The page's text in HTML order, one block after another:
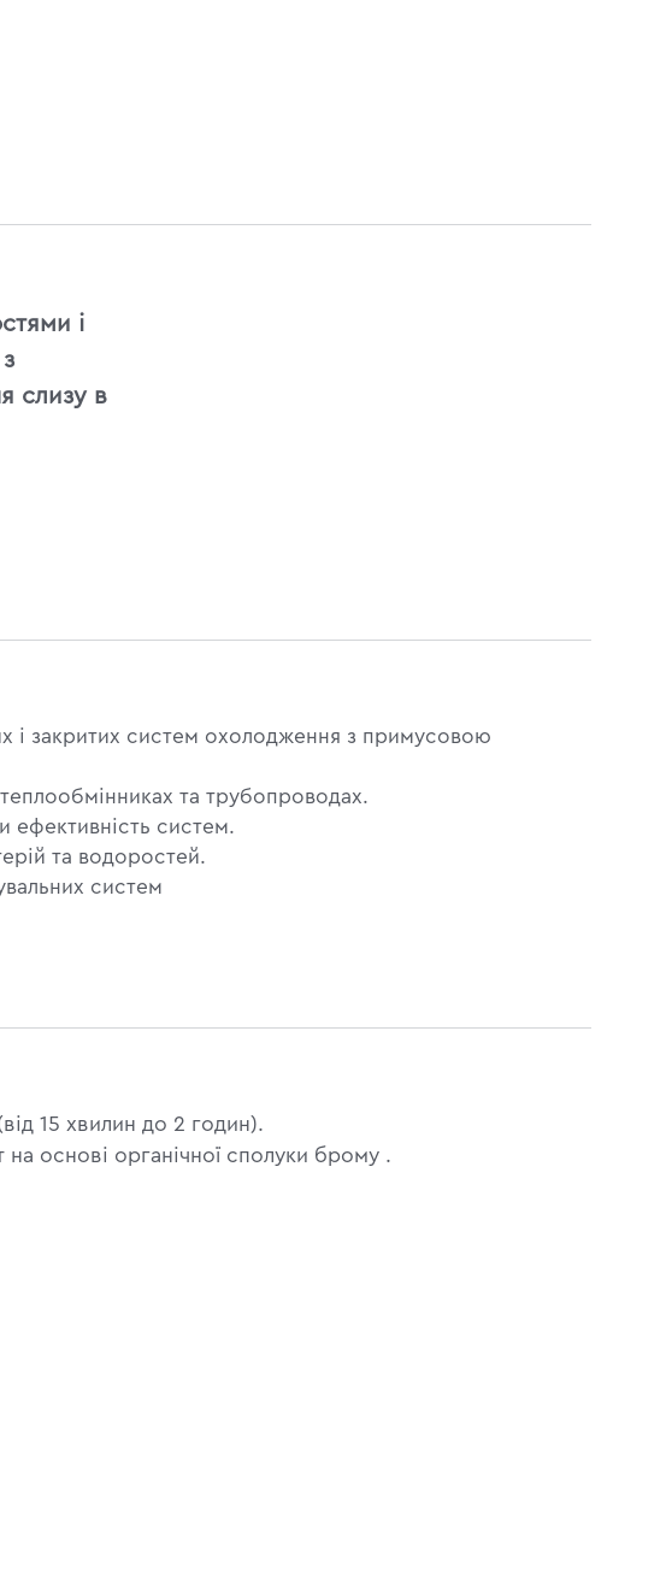
і
слизу в
і закритих систем охолодження з примусовою
та трубопроводах.
ефективність систем.
та водоростей.
систем
15 хвилин до 2 годин).
основі органічної сполуки брому .